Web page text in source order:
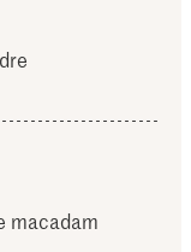
macadam